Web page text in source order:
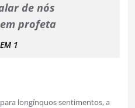
de nós
profeta
1
longínquos sentimentos, a